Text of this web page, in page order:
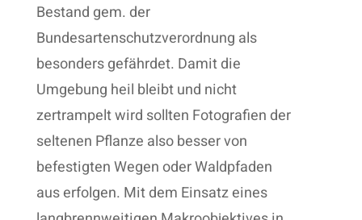
Bestand gem. der
Bundesartenschutzverordnung als
besonders gefährdet. Damit die
Umgebung heil bleibt und nicht
zertrampelt wird sollten Fotografien der
seltenen Pflanze also besser von
befestigten Wegen oder Waldpfaden
aus erfolgen. Mit dem Einsatz eines